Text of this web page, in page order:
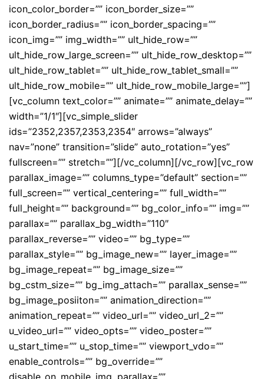
icon_color_border=”” icon_border_size=””
icon_border_radius=”” icon_border_spacing=””
icon_img=”” img_width=”” ult_hide_row=””
ult_hide_row_large_screen=”” ult_hide_row_desktop=””
ult_hide_row_tablet=”” ult_hide_row_tablet_small=””
ult_hide_row_mobile=”” ult_hide_row_mobile_large=””]
[vc_column text_color=”” animate=”” animate_delay=””
width=”1/1″][vc_simple_slider
ids=”2352,2357,2353,2354″ arrows=”always”
nav=”none” transition=”slide” auto_rotation=”yes”
fullscreen=”” stretch=””][/vc_column][/vc_row][vc_row
parallax_image=”” columns_type=”default” section=””
full_screen=”” vertical_centering=”” full_width=””
full_height=”” background=”” bg_color_info=”” img=””
parallax=”” parallax_bg_width=”110″
parallax_reverse=”” video=”” bg_type=””
parallax_style=”” bg_image_new=”” layer_image=””
bg_image_repeat=”” bg_image_size=””
bg_cstm_size=”” bg_img_attach=”” parallax_sense=””
bg_image_posiiton=”” animation_direction=””
animation_repeat=”” video_url=”” video_url_2=””
u_video_url=”” video_opts=”” video_poster=””
u_start_time=”” u_stop_time=”” viewport_vdo=””
enable_controls=”” bg_override=””
disable_on_mobile_img_parallax=””